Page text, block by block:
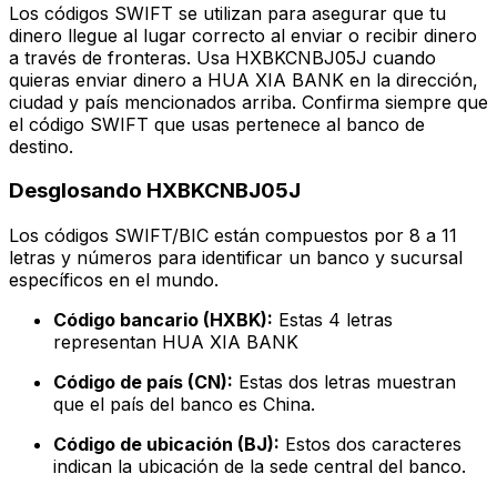
Los códigos SWIFT se utilizan para asegurar que tu
dinero llegue al lugar correcto al enviar o recibir dinero
a través de fronteras. Usa HXBKCNBJ05J cuando
quieras enviar dinero a HUA XIA BANK en la dirección,
ciudad y país mencionados arriba. Confirma siempre que
el código SWIFT que usas pertenece al banco de
destino.
Desglosando HXBKCNBJ05J
Los códigos SWIFT/BIC están compuestos por 8 a 11
letras y números para identificar un banco y sucursal
específicos en el mundo.
Código bancario (HXBK): Estas 4 letras
representan HUA XIA BANK
Código de país (CN): Estas dos letras muestran
que el país del banco es China.
Código de ubicación (BJ): Estos dos caracteres
indican la ubicación de la sede central del banco.